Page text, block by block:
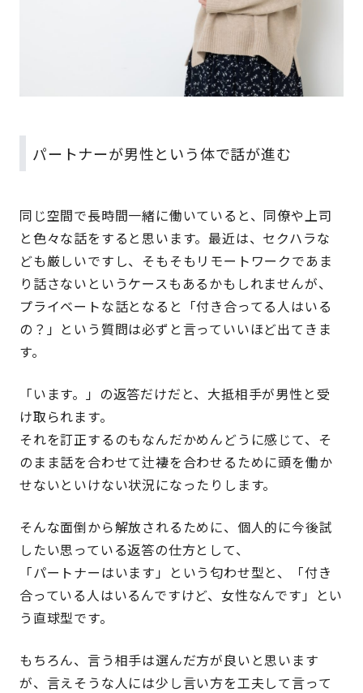
パートナーが男性という体で話が進む
同じ空間で長時間一緒に働いていると、同僚や上司
と色々な話をすると思います。最近は、セクハラな
ども厳しいですし、そもそもリモートワークであま
り話さないというケースもあるかもしれませんが、
プライベートな話となると「付き合ってる人はいる
の？」という質問は必ずと言っていいほど出てきま
す。
「います。」の返答だけだと、大抵相手が男性と受
け取られます。
それを訂正するのもなんだかめんどうに感じて、そ
のまま話を合わせて辻褄を合わせるために頭を働か
せないといけない状況になったりします。
そんな面倒から解放されるために、個人的に今後試
したい思っている返答の仕方として、
「パートナーはいます」という匂わせ型と、「付き
合っている人はいるんですけど、女性なんです」とい
う直球型です。
もちろん、言う相手は選んだ方が良いと思います
が、言えそうな人には少し言い方を工夫して言って